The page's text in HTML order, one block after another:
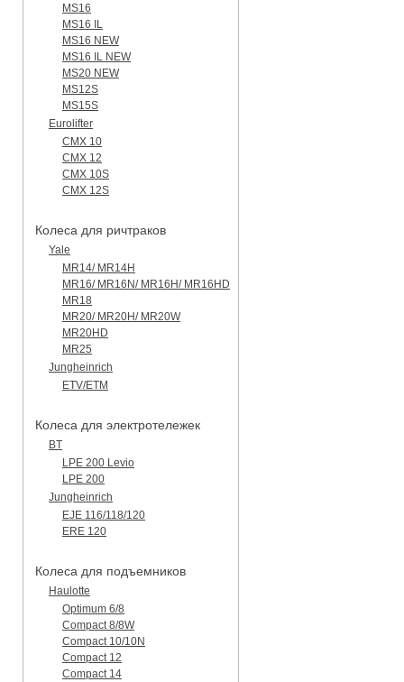
MS16
MS16 IL
MS16 NEW
MS16 IL NEW
MS20 NEW
MS12S
MS15S
Eurolifter
CMX 10
CMX 12
CMX 10S
CMX 12S
Колеса для ричтраков
Yale
MR14/ MR14H
MR16/ MR16N/ MR16H/ MR16HD
MR18
MR20/ MR20H/ MR20W
MR20HD
MR25
Jungheinrich
ETV/ETM
Колеса для электротележек
BT
LPE 200 Levio
LPE 200
Jungheinrich
EJE 116/118/120
ERE 120
Колеса для подъемников
Haulotte
Optimum 6/8
Compact 8/8W
Compact 10/10N
Compact 12
Compact 14